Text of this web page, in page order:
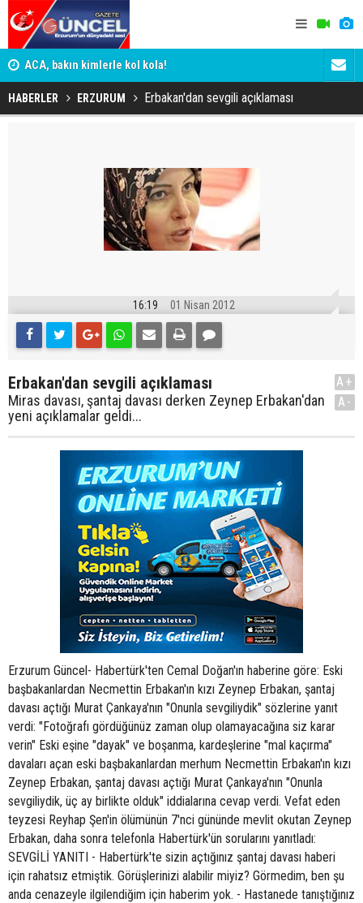
ACA, bakın kimlerle kol kola!
HABERLER ERZURUM Erbakan'dan sevgili açıklaması
16:19 01 Nisan 2012
Erbakan'dan sevgili açıklaması
Miras davası, şantaj davası derken Zeynep Erbakan'dan
yeni açıklamalar geldi...
A+
A-
Erzurum Güncel- Habertürk'ten Cemal Doğan'ın haberine göre: Eski
başbakanlardan Necmettin Erbakan'ın kızı Zeynep Erbakan, şantaj
davası açtığı Murat Çankaya'nın "Onunla sevgiliydik" sözlerine yanıt
verdi: "Fotoğrafı gördüğünüz zaman olup olamayacağına siz karar
verin" Eski eşine "dayak" ve boşanma, kardeşlerine "mal kaçırma"
davaları açan eski başbakanlardan merhum Necmettin Erbakan'ın kızı
Zeynep Erbakan, şantaj davası açtığı Murat Çankaya'nın "Onunla
sevgiliydik, üç ay birlikte olduk" iddialarına cevap verdi. Vefat eden
teyzesi Reyhap Şen'in ölümünün 7'nci gününde mevlit okutan Zeynep
Erbakan, daha sonra telefonla Habertürk'ün sorularını yanıtladı:
SEVGİLİ YANITI - Habertürk'te sizin açtığınız şantaj davası haberi
için rahatsız etmiştik. Görüşlerinizi alabilir miyiz? Görmedim, ben şu
anda cenazeyle ilgilendiğim için haberim yok. - Hastanede tanıştığınız